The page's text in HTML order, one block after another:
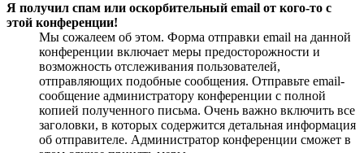
Я получил спам или оскорбительный email от кого-то с
этой конференции!
Мы сожалеем об этом. Форма отправки email на данной
конференции включает меры предосторожности и
возможность отслеживания пользователей,
отправляющих подобные сообщения. Отправьте email-
сообщение администратору конференции с полной
копией полученного письма. Очень важно включить все
заголовки, в которых содержится детальная информация
об отправителе. Администратор конференции сможет в